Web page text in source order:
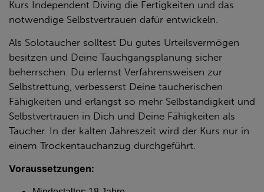
Kurs Independent Diving die Fertigkeiten und das
notwendige Selbstvertrauen dafür entwickeln.
Als Solotaucher solltest Du gutes Urteilsvermögen
besitzen und Deine Tauchgangsplanung sicher
beherrschen. Du erlernst Verfahrensweisen zur
Selbstrettung, verbesserst Deine taucherischen
Fähigkeiten und erlangst so mehr Selbständigkeit und
Selbstvertrauen in Dich und Deine Fähigkeiten als
Taucher. In der kalten Jahreszeit wird der Kurs nur in
einem Trockentauchanzug durchgeführt.
Voraussetzungen: